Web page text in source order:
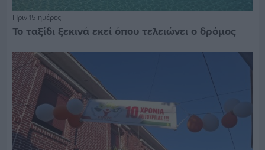
Πριν 15 ημέρες
Το ταξίδι ξεκινά εκεί όπου τελειώνει ο δρόμος